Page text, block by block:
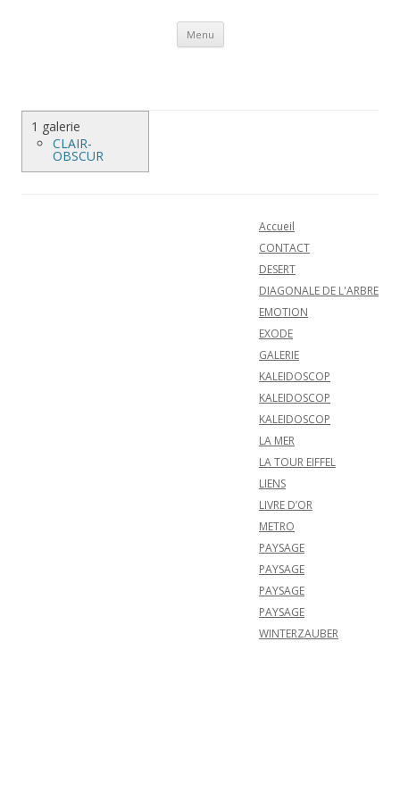
Menu Aller au contenu
1 galerie
CLAIR-
OBSCUR
Accueil
CONTACT
DESERT
DIAGONALE DE L'ARBRE
EMOTION
EXODE
GALERIE
KALEIDOSCOP
KALEIDOSCOP
KALEIDOSCOP
LA MER
LA TOUR EIFFEL
LIENS
LIVRE D’OR
METRO
PAYSAGE
PAYSAGE
PAYSAGE
PAYSAGE
WINTERZAUBER